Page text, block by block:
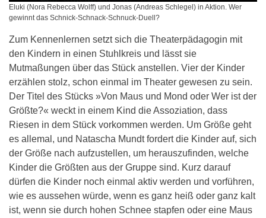
Eluki (Nora Rebecca Wolff) und Jonas (Andreas Schlegel) in Aktion. Wer
gewinnt das Schnick-Schnack-Schnuck-Duell?
Zum Kennenlernen setzt sich die Theaterpädagogin mit
den Kindern in einen Stuhlkreis und lässt sie
Mutmaßungen über das Stück anstellen. Vier der Kinder
erzählen stolz, schon einmal im Theater gewesen zu sein.
Der Titel des Stücks »Von Maus und Mond oder Wer ist der
Größte?« weckt in einem Kind die Assoziation, dass
Riesen in dem Stück vorkommen werden. Um Größe geht
es allemal, und Natascha Mundt fordert die Kinder auf, sich
der Größe nach aufzustellen, um herauszufinden, welche
Kinder die Größten aus der Gruppe sind. Kurz darauf
dürfen die Kinder noch einmal aktiv werden und vorführen,
wie es aussehen würde, wenn es ganz heiß oder ganz kalt
ist, wenn sie durch hohen Schnee stapfen oder eine Maus